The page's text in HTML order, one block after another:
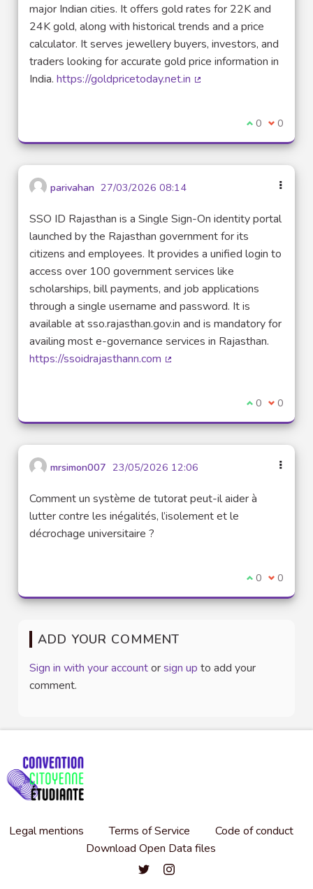
major Indian cities. It offers gold rates for 22K and
24K gold, along with historical trends and a price
calculator. It serves jewellery buyers, investors, and
traders looking for accurate gold price information in
India. https://goldpricetoday.net.in
I agree with
0 I 0
parivahan 27/03/2026 08:14
SSO ID Rajasthan is a Single Sign-On identity portal
launched by the Rajasthan government for its
citizens and employees. It provides a unified login to
access over 100 government services like
scholarships, bill payments, and job applications
through a single username and password. It is
available at sso.rajasthan.gov.in and is mandatory for
availing most e-governance services in Rajasthan.
https://ssoidrajasthann.com
I agree with
0 I 0
mrsimon007 23/05/2026 12:06
Comment un système de tutorat peut-il aider à
lutter contre les inégalités, l’isolement et le
décrochage universitaire ?
I agree with
0 I 0
ADD YOUR COMMENT
Sign in with your accountorsign up to add your
comment.
Legal mentions Terms of Service
Code of conduct
Download Open Data files
Convention citoyenne étudiante
Convention citoyenne